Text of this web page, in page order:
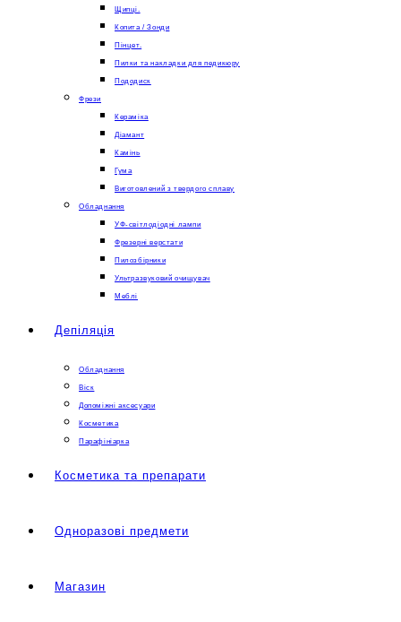
Щипці.
Копита / Зонди
Пінцет.
Пилки та накладки для педикюру
Пододиск
Фрези
Кераміка
Діамант
Камінь
Гума
Виготовлений з твердого сплаву
Обладнання
УФ-світлодіодні лампи
Фрезерні верстати
Пилозбірники
Ультразвуковий очищувач
Меблі
Депіляція
Обладнання
Віск
Допоміжні аксесуари
Косметика
Парафініарка
Косметика та препарати
Одноразові предмети
Магазин